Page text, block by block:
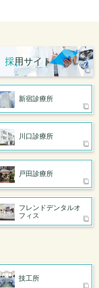
採用サイト
新宿診療所
川口診療所
戸田診療所
フレンドデンタルオ
フィス
技工所